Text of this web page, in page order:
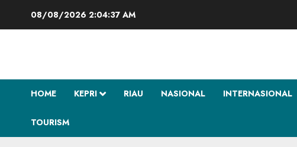
08/08/2026 2:04:38 AM
HOME KEPRI RIAU NASIONAL INTERNASIONAL
TOURISM